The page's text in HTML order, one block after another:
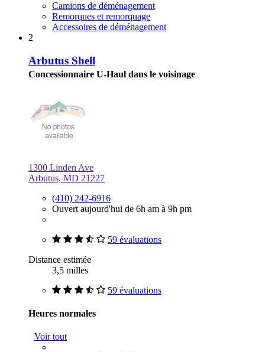
Camions de déménagement
Remorques et remorquage
Accessoires de déménagement
2
Arbutus Shell
Concessionnaire U-Haul dans le voisinage
1300 Linden Ave
Arbutus, MD 21227
(410) 242-6916
Ouvert aujourd'hui de 6h am à 9h pm
59 évaluations
Distance estimée
3,5 milles
59 évaluations
Heures normales
Voir tout